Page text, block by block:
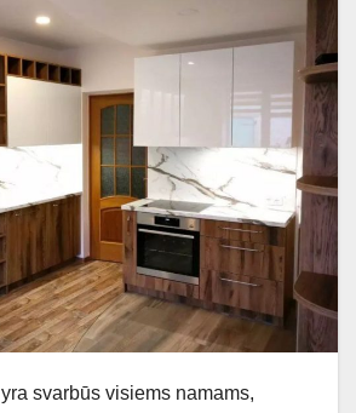
yra svarbūs visiems namams,